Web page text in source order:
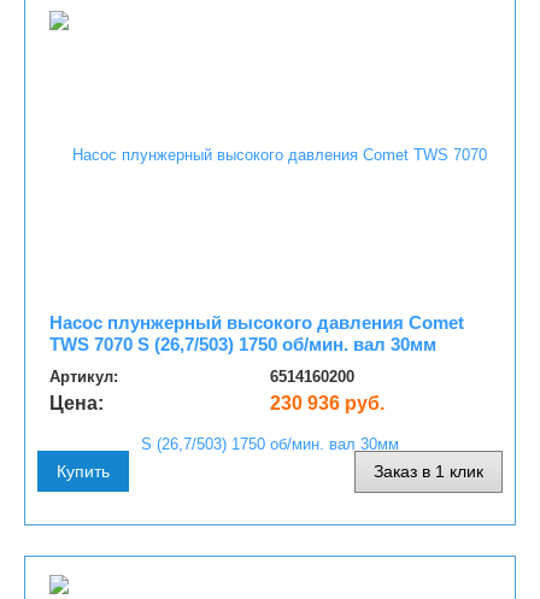
Насос плунжерный высокого давления Comet
TWS 7070 S (26,7/503) 1750 об/мин. вал 30мм
Артикул: 6514160200
Цена: 230 936 руб.
Купить Заказ в 1 клик